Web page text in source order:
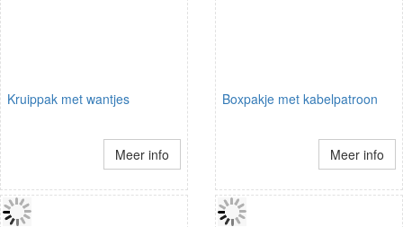
Kruippak met wantjes
Meer info
Boxpakje met kabelpatroon
Meer info